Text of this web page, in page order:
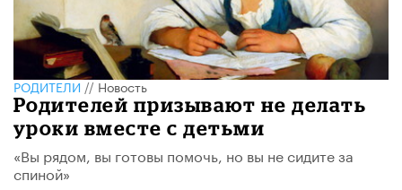
РОДИТЕЛИ//Новость
Родителей призывают не делать
уроки вместе с детьми
«Вы рядом, вы готовы помочь, но вы не сидите за
спиной»